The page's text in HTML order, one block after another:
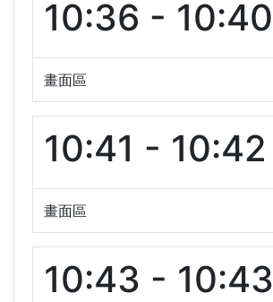
10:36 - 10:40
畫面區
10:41 - 10:42
畫面區
10:43 - 10:43